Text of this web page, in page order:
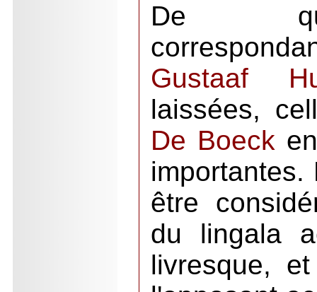
De
Gustaaf
laissées,
De Boeck
importantes.
être
du lingala
livresque,